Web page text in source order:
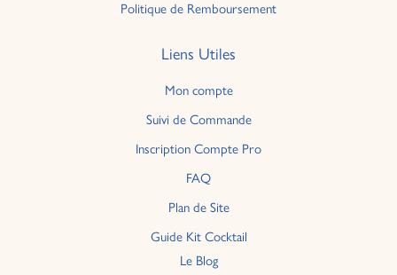
Politique de Remboursement
Liens Utiles
Mon compte
Suivi de Commande
Inscription Compte Pro
FAQ
Plan de Site
Guide Kit Cocktail
Le Blog